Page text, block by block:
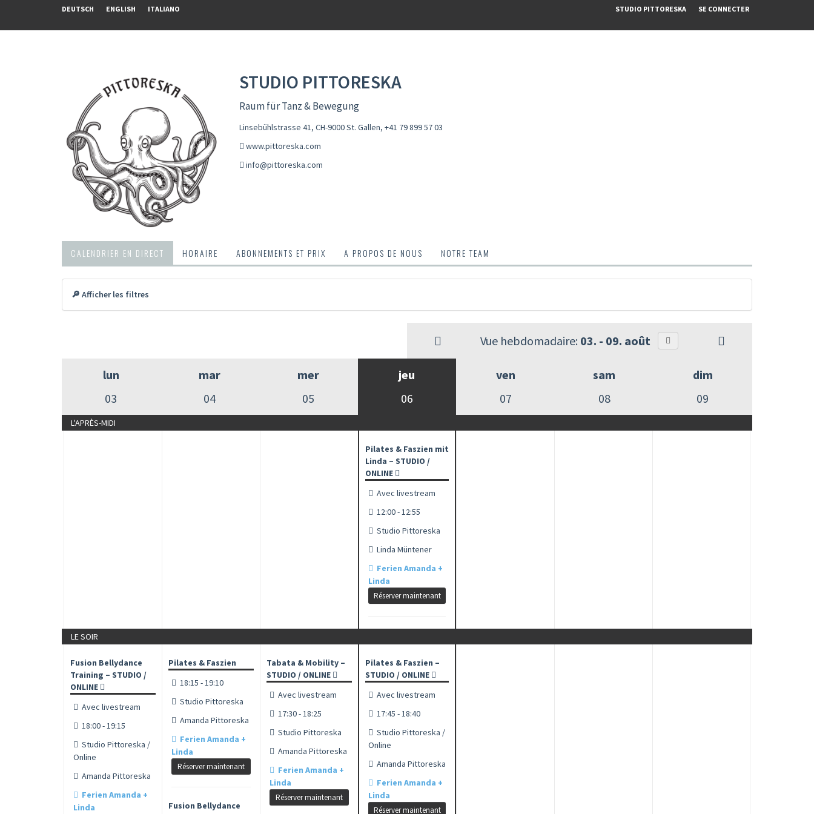
DEUTSCH ENGLISH ITALIANO STUDIO PITTORESKA SE CONNECTER
STUDIO PITTORESKA
Raum für Tanz & Bewegung
Linsebühlstrasse 41, CH-9000 St. Gallen, +41 79 899 57 03
www.pittoreska.com
info@pittoreska.com
CALENDRIER EN DIRECT HORAIRE ABONNEMENTS ET PRIX A PROPOS DE NOUS NOTRE TEAM
🔎 Afficher les filtres
Vue hebdomadaire: 03. - 09. août
lun
03
mar
04
mer
05
jeu
06
ven
07
sam
08
dim
09
L'APRÈS-MIDI
Pilates & Faszien mit
Linda – STUDIO /
ONLINE
Avec livestream
12:00 - 12:55
Studio Pittoreska
Linda Müntener
Ferien Amanda +
Linda
Réserver maintenant
LE SOIR
Fusion Bellydance
Training – STUDIO /
ONLINE
Avec livestream
18:00 - 19:15
Studio Pittoreska /
Online
Amanda Pittoreska
Ferien Amanda +
Linda
Pilates & Faszien
18:15 - 19:10
Studio Pittoreska
Amanda Pittoreska
Ferien Amanda +
Linda
Réserver maintenant
Fusion Bellydance
Tabata & Mobility –
STUDIO / ONLINE
Avec livestream
17:30 - 18:25
Studio Pittoreska
Amanda Pittoreska
Ferien Amanda +
Linda
Réserver maintenant
Pilates & Faszien –
STUDIO / ONLINE
Avec livestream
17:45 - 18:40
Studio Pittoreska /
Online
Amanda Pittoreska
Ferien Amanda +
Linda
Réserver maintenant